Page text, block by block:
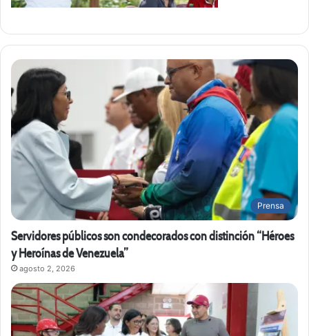
Prensa
Servidores públicos son condecorados con distinción “Héroes
y Heroínas de Venezuela”
agosto 2, 2026